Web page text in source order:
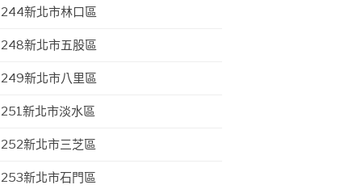
244新北市林口區
248新北市五股區
249新北市八里區
251新北市淡水區
252新北市三芝區
253新北市石門區